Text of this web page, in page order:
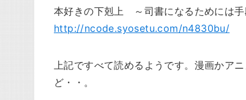
本好きの下剋上 ～司書になるためには
http://ncode.syosetu.com/n4830bu/
上記ですべて読めるようです。漫画かア
ど・・。